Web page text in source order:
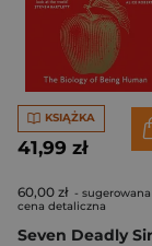
KSIĄŻKA
41,99 zł
60,00 zł - sugerowana
cena detaliczna